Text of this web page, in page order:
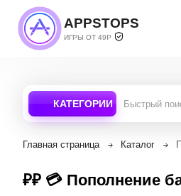
APPSTOPS
ИГРЫ ОТ 49Р
КАТЕГОРИИ
Главная страница Каталог
₽₽ 💳 Пополнение